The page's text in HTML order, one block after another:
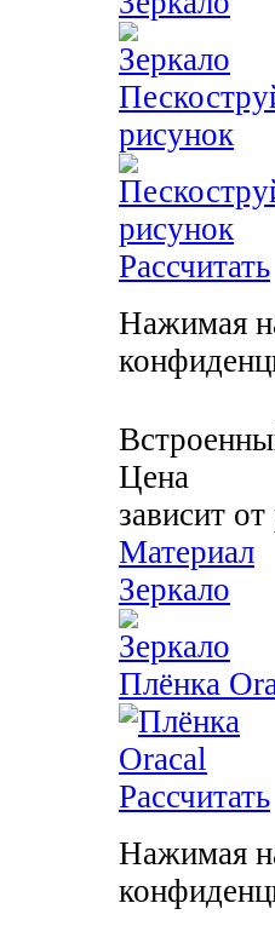
рисунок
Рассчитать
Нажимая
Цена
зависит
Материал
Зеркало
Плёнка
Рассчитать
Нажимая